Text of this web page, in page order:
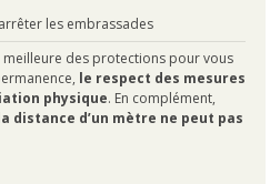
les embrassades
meilleure des protections pour vous
le respect des mesures
physique. En complément,
distance d’un mètre ne peut pas